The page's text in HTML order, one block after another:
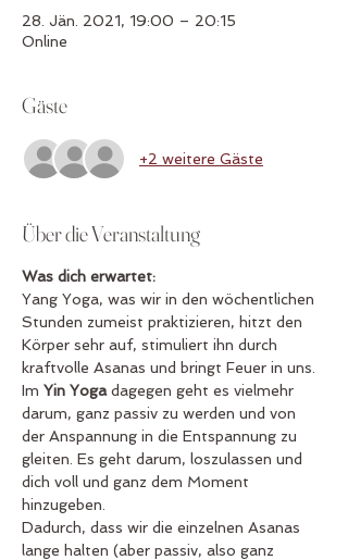
28. Jän. 2021, 19:00 – 20:15
Online
Gäste
+2 weitere Gäste
Über die Veranstaltung
Was dich erwartet:
Yang Yoga, was wir in den wöchentlichen
Stunden zumeist praktizieren, hitzt den
Körper sehr auf, stimuliert ihn durch
kraftvolle Asanas und bringt Feuer in uns.
Im Yin Yoga dagegen geht es vielmehr
darum, ganz passiv zu werden und von
der Anspannung in die Entspannung zu
gleiten. Es geht darum, loszulassen und
dich voll und ganz dem Moment
hinzugeben.
Dadurch, dass wir die einzelnen Asanas
lange halten (aber passiv, also ganz